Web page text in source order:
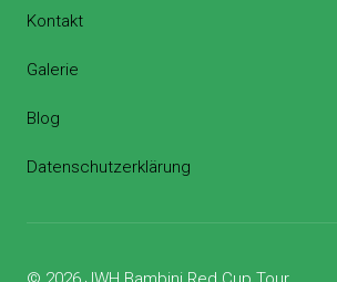
Kontakt
Galerie
Blog
Datenschutzerklärung